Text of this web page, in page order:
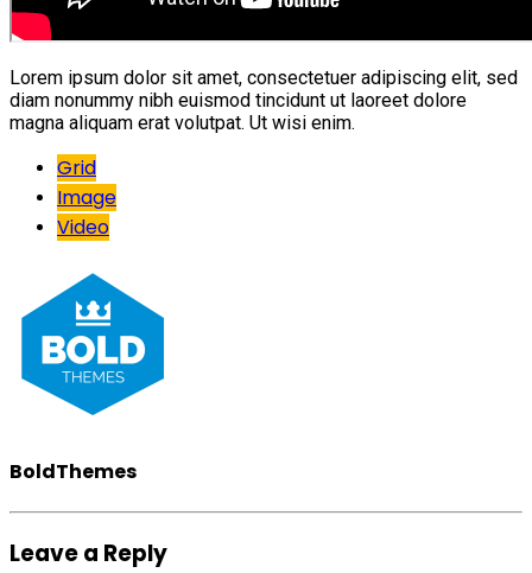
Lorem ipsum dolor sit amet, consectetuer adipiscing elit, sed
diam nonummy nibh euismod tincidunt ut laoreet dolore
magna aliquam erat volutpat. Ut wisi enim.
Grid
Image
Video
BoldThemes
Leave a Reply